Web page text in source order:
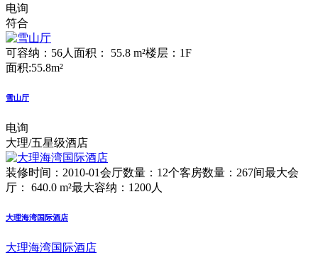
电询
符合
可容纳：56人 面积： 55.8 m²楼层：1F
面积:55.8m²
雪山厅
电询
大理/五星级酒店
装修时间：2010-01会厅数量：12个客房数量：267间最大会
厅： 640.0 m²最大容纳：1200人
大理海湾国际酒店
大理海湾国际酒店